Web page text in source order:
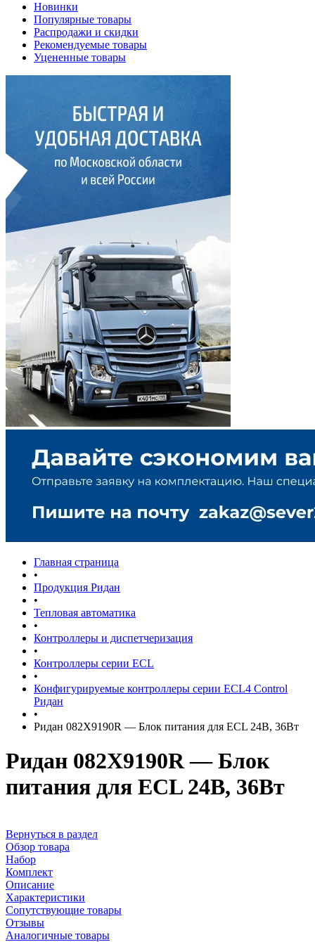
Новинки
Популярные товары
Распродажи и скидки
Рекомендуемые товары
Уцененные товары
Главная страница
•
Продукция Ридан
•
Тепловая автоматика
•
Контроллеры и диспетчеризация
•
Контроллеры серии ECL
•
Конфигурируемые контроллеры серии ECL4 Control
Ридан
•
Ридан 082X9190R — Блок питания для ECL 24В, 36Вт
Ридан 082X9190R — Блок
питания для ECL 24В, 36Вт
Вернуться в раздел
Обзор товара
Набор
Комплект
Описание
Характеристики
Сопутствующие товары
Отзывы
Аналогичные товары